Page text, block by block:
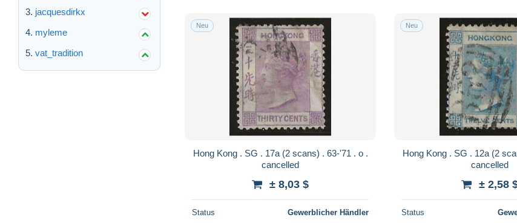
jacquesdirkx
myleme
vat_tradition
Neu
Hong Kong . SG . 17a (2 scans) . 63-'71 . o .
cancelled
± 8,03 $
Status Gewerblicher Händler
Neu
Hong Kong . SG . 12a (2 scans) . 63-'71 . o .
cancelled
± 2,58
Status